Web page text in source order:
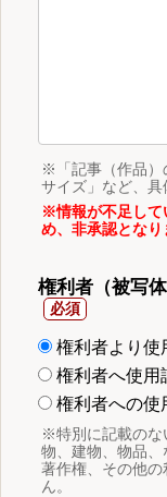
※「記事（作品）
サイズ」など、具
※情報が不足して
め、非承認となり
権利者（被写
権利者より使
権利者へ使用
権利者への使
※特別に記載のな
物、建物、物品、
著作権、その他
ん。